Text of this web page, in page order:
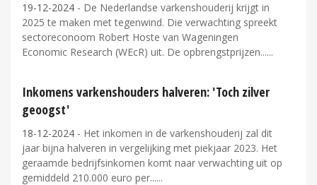
19-12-2024 - De Nederlandse varkenshouderij krijgt in
2025 te maken met tegenwind. Die verwachting spreekt
sectoreconoom Robert Hoste van Wageningen
Economic Research (WEcR) uit. De opbrengstprijzen...
Inkomens varkenshouders halveren: 'Toch zilver
geoogst'
18-12-2024 - Het inkomen in de varkenshouderij zal dit
jaar bijna halveren in vergelijking met piekjaar 2023. Het
geraamde bedrijfsinkomen komt naar verwachting uit op
gemiddeld 210.000 euro per...